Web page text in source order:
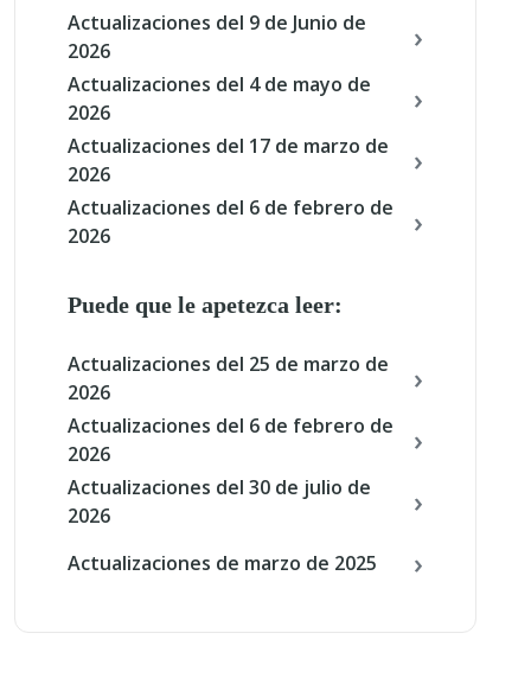
Actualizaciones del 9 de Junio de
2026
Actualizaciones del 4 de mayo de
2026
Actualizaciones del 17 de marzo de
2026
Actualizaciones del 6 de febrero de
2026
Puede que le apetezca leer:
Actualizaciones del 25 de marzo de
2026
Actualizaciones del 6 de febrero de
2026
Actualizaciones del 30 de julio de
2026
Actualizaciones de marzo de 2025